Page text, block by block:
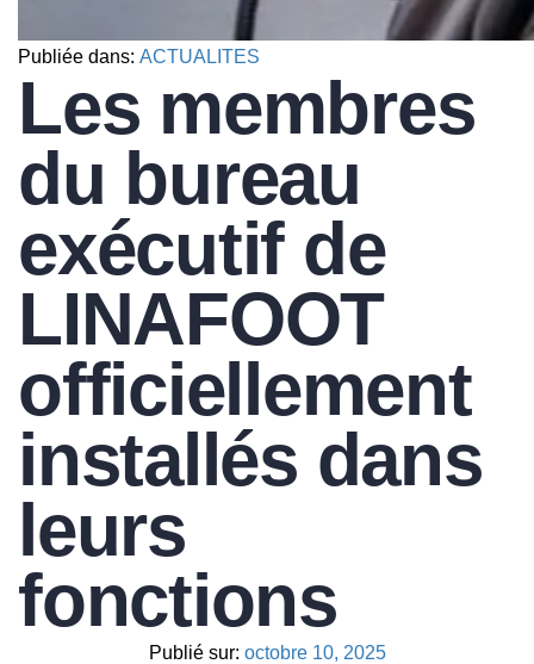
Publiée dans: ACTUALITES
Les membres
du bureau
exécutif de
LINAFOOT
officiellement
installés dans
leurs
fonctions
Publié sur: octobre 10, 2025